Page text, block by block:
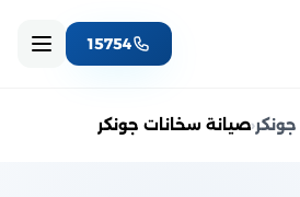
15754
‹صيانة سخانات جونكر